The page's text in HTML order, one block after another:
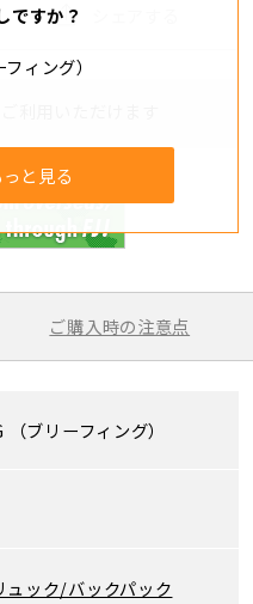
ですか？
ィング）
と見る
利用いただけます
ご購入時の注意点
（ブリーフィング）
ュック/バックパック